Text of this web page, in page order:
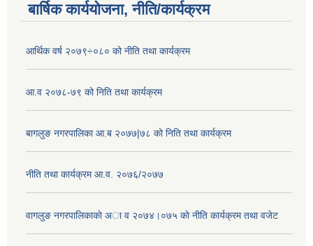
बार्षिक कार्ययोजना, नीति/कार्यक्रम
आर्थिक वर्ष २०७९÷०८० को नीति तथा कार्यक्रम
आ.व २०७८-७९ को निति तथा कार्यक्रम
बागलुङ नगरपालिका आ.ब २०७७|७८ को निति तथा कार्यक्रम
नीति तथा कार्यक्रम आ.व. २०७६/२०७७
वागलुङ नगरपालिकाकाे अा‍ व २०७४।०७५ काे नीति कार्यक्रम तथा वजेट